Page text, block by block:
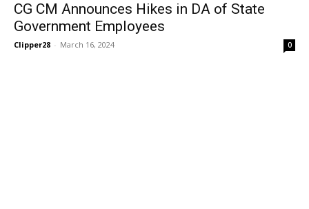
CG CM Announces Hikes in DA of State
Government Employees
Clipper28 - March 16, 2024 0